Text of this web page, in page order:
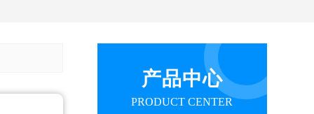
产品中心
PRODUCT CENTER